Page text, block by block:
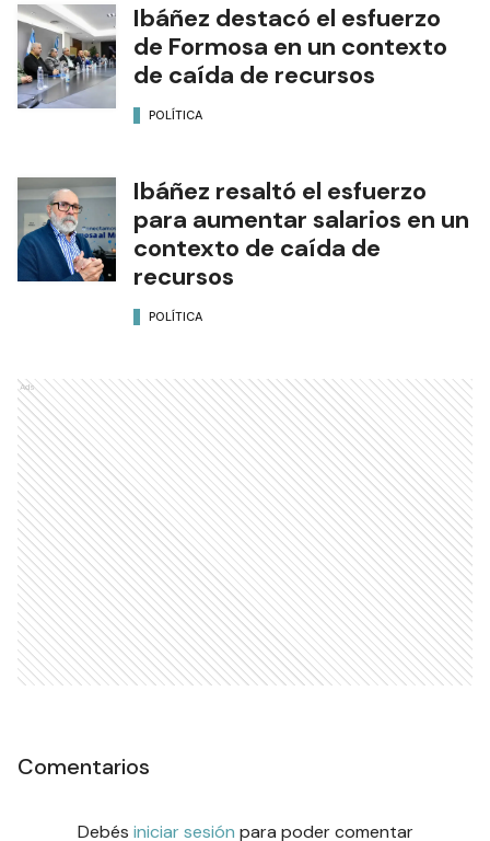
Ibáñez destacó el esfuerzo
de Formosa en un contexto
de caída de recursos
POLÍTICA
Ibáñez resaltó el esfuerzo
para aumentar salarios en un
contexto de caída de
recursos
POLÍTICA
Ads
Comentarios
Debés iniciar sesión para poder comentar